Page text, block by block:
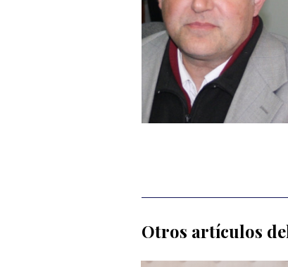
Otros artículos